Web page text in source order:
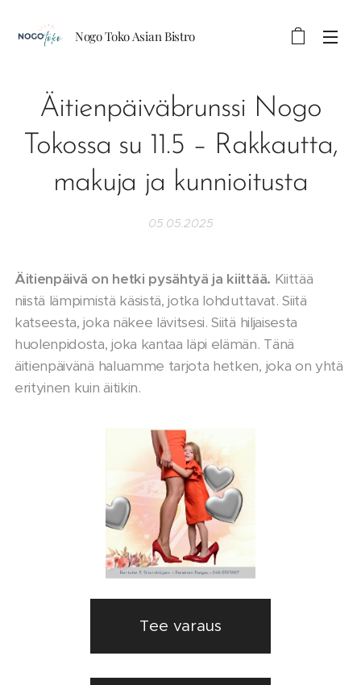
Nogo Toko Asian Bistro
Äitienpäiväbrunssi Nogo
Tokossa su 11.5 – Rakkautta,
makuja ja kunnioitusta
05.05.2025
Äitienpäivä on hetki pysähtyä ja kiittää. Kiittää
niistä lämpimistä käsistä, jotka lohduttavat. Siitä
katseesta, joka näkee lävitsesi. Siitä hiljaisesta
huolenpidosta, joka kantaa läpi elämän. Tänä
äitienpäivänä haluamme tarjota hetken, joka on yhtä
erityinen kuin äitikin.
Tee varaus